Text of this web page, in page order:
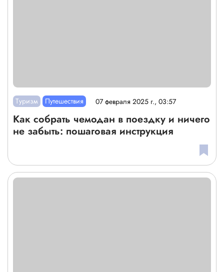
Туризм Путешествия 07 февраля 2025 г., 03:57
Как собрать чемодан в поездку и ничего
не забыть: пошаговая инструкция